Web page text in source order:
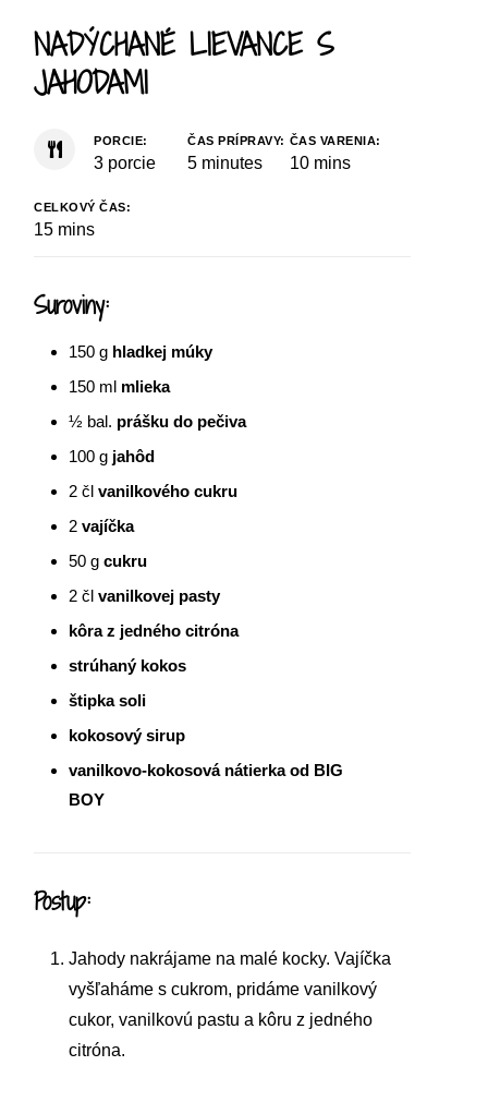
NADÝCHANÉ LIEVANCE S
JAHODAMI
PORCIE:
3 porcie
ČAS PRÍPRAVY:
5 minutes
ČAS VARENIA:
10 mins
CELKOVÝ ČAS:
15 mins
Suroviny:
150 g hladkej múky
150 ml mlieka
½ bal. prášku do pečiva
100 g jahôd
2 čl vanilkového cukru
2 vajíčka
50 g cukru
2 čl vanilkovej pasty
kôra z jedného citróna
strúhaný kokos
štipka soli
kokosový sirup
vanilkovo-kokosová nátierka od BIG
BOY
Postup:
Jahody nakrájame na malé kocky. Vajíčka
vyšľaháme s cukrom, pridáme vanilkový
cukor, vanilkovú pastu a kôru z jedného
citróna.